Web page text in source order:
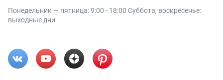
Понедельник — пятница: 9:00 - 18:00 Суббота, воскресенье:
выходные дни